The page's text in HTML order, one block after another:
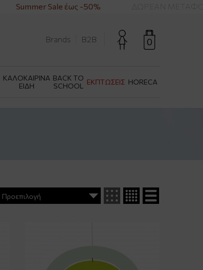
Summer Sale έως -50% ΔΩΡΕΑΝ
0
Brands B2B
ΚΑΛΟΚΑΙΡΙΝΑ
ΕΙΔΗ
BACK TO
SCHOOL
ΕΚΠΤΩΣΕΙΣ HORECA